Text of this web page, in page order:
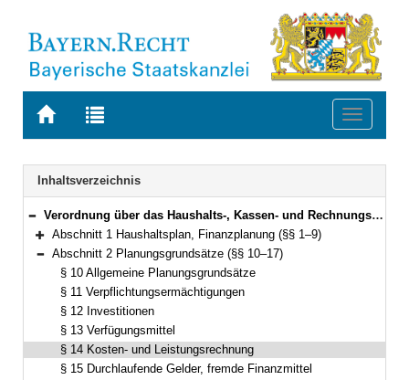
Zur
BAYERN.RECHT
Zur
letzten
Suche
Toggle
Navigation
Inhaltsverzeichnis
Bereich reduzieren
Verordnung über das Haushalts-, Kassen- und Rechnungswesen der Gemeinden, der Landkreise und der Bezirke nach den Grundsätzen der doppelten kommunalen Buchführung (Kommunalhaushaltsverordnung-Doppik – KommHV-Doppik) Vom 5. Oktober 2007 (GVBl. S. 678) BayRS 2023-3-I (§§ 1–100)
Bereich erweitern
Abschnitt 1 Haushaltsplan, Finanzplanung (§§ 1–9)
Bereich reduzieren
Abschnitt 2 Planungsgrundsätze (§§ 10–17)
§ 10 Allgemeine Planungsgrundsätze
§ 11 Verpflichtungsermächtigungen
§ 12 Investitionen
§ 13 Verfügungsmittel
§ 14 Kosten- und Leistungsrechnung
§ 15 Durchlaufende Gelder, fremde Finanzmittel